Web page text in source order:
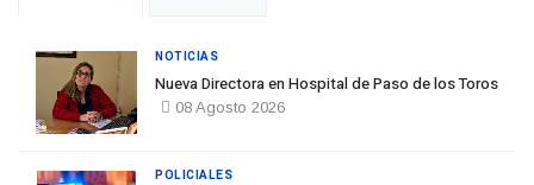
Nueva Directora en Hospital de Paso de los Toros
08 Agosto 2026
NOTICIAS
POLICIALES